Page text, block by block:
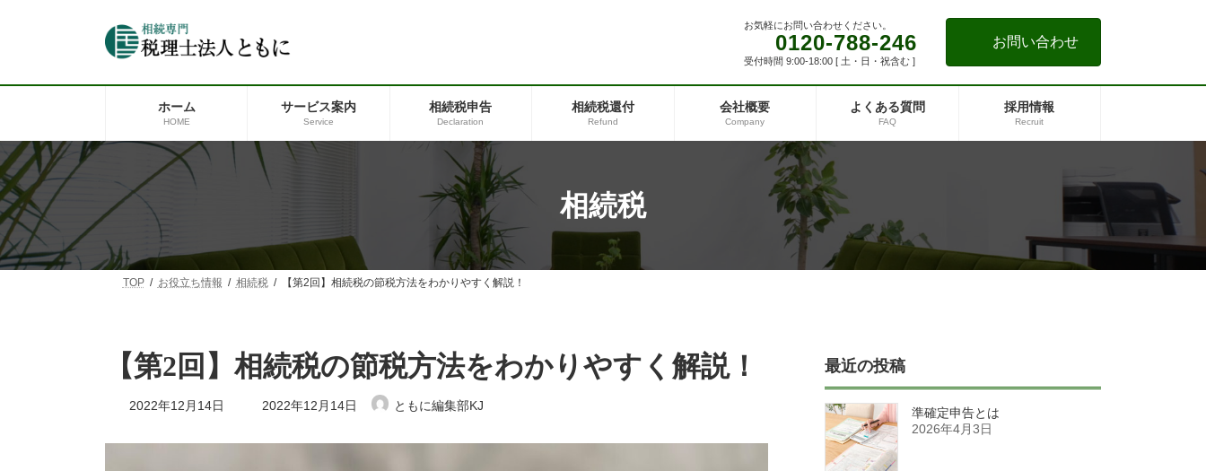
ツ
キ
ッ
プ
シ
に
移
動
お気軽にお問い合わせください。
0120-788-246
受付時間 9:00-18:00 [ 土・日・祝含む ]
お問い合わせ
ホーム
HOME
サービス案内
Service
相続税申告
Declaration
相続税還付
Refund
会社概要
Company
よくある質問
FAQ
採用情報
Recruit
相続税
TOP お役立ち情報 相続税 【第2回】相続税の節税方法をわかりやすく解説！
【第2回】相続税の節税方法をわかりやすく解説！
2022年12月14日
最
終
新
2022年12月14日 ともに編集部KJ
最近の投稿
準確定申告とは
2026年4月3日